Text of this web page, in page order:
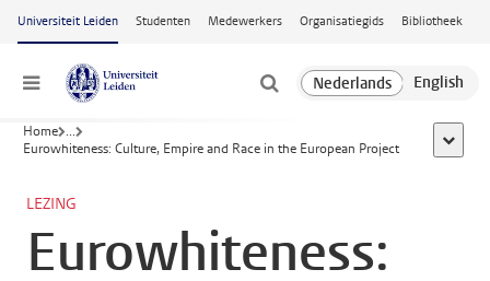
Ga naar hoofdinhoud
Universiteit Leiden Studenten Medewerkers Organisatiegids Bibliotheek
Menu
Home ...
Eurowhiteness: Culture, Empire and Race in the European Project
toon
LEZING
Eurowhiteness: